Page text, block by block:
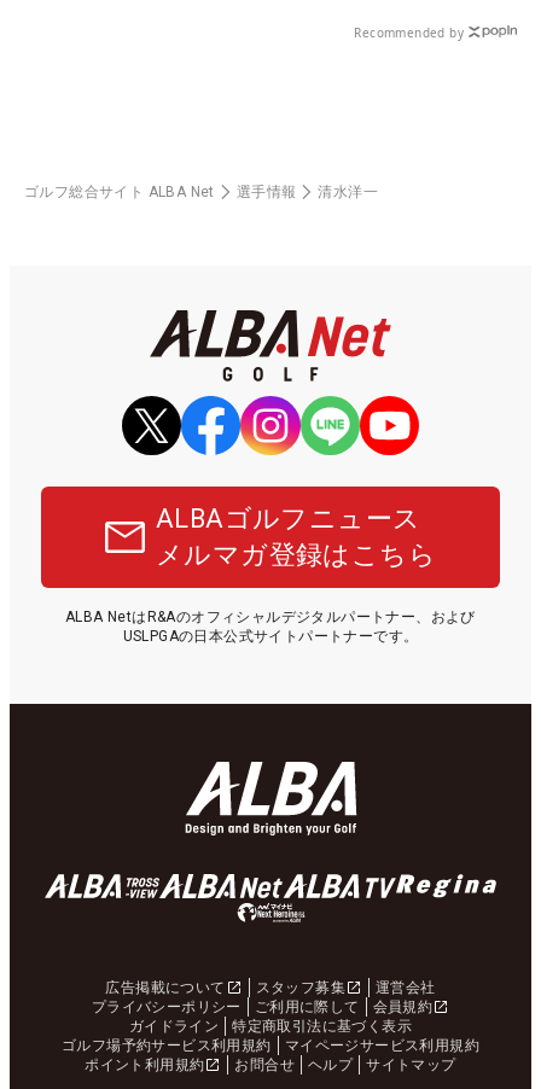
Recommended by
ゴルフ総合サイト ALBA Net 選手情報 清水洋一
ALBAゴルフニュース
メルマガ登録はこちら
ALBA NetはR&Aのオフィシャルデジタルパートナー、および
USLPGAの日本公式サイトパートナーです。
広告掲載について スタッフ募集
運営会社
プライバシーポリシー
ご利用に際して
会員規約
ガイドライン
特定商取引法に基づく表示
ゴルフ場予約サービス利用規約
マイページサービス利用規約
ポイント利用規約
お問合せ ヘルプ サイトマップ